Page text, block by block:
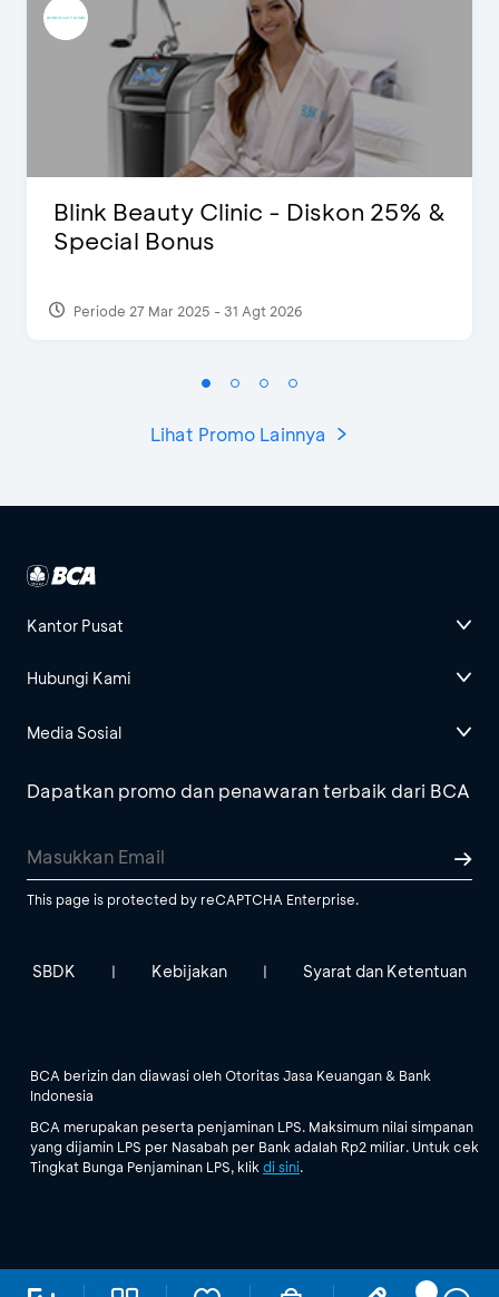
Blink Beauty Clinic - Diskon 25% &
Special Bonus
Periode 27 Mar 2025 - 31 Agt 2026
Lihat Promo Lainnya
Kantor Pusat
Hubungi Kami
Media Sosial
Dapatkan promo dan penawaran terbaik dari BCA
This page is protected by reCAPTCHA Enterprise.
SBDK | Kebijakan | Syarat dan Ketentuan
BCA berizin dan diawasi oleh Otoritas Jasa Keuangan & Bank
Indonesia
BCA merupakan peserta penjaminan LPS. Maksimum nilai simpanan
yang dijamin LPS per Nasabah per Bank adalah Rp2 miliar. Untuk cek
Tingkat Bunga Penjaminan LPS, klik di sini.